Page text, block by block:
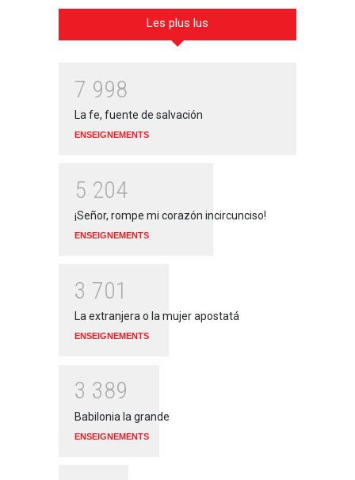
Les plus lus
7 998
La fe, fuente de salvación
ENSEIGNEMENTS
5 204
¡Señor, rompe mi corazón incircunciso!
ENSEIGNEMENTS
3 701
La extranjera o la mujer apostatá
ENSEIGNEMENTS
3 389
Babilonia la grande
ENSEIGNEMENTS